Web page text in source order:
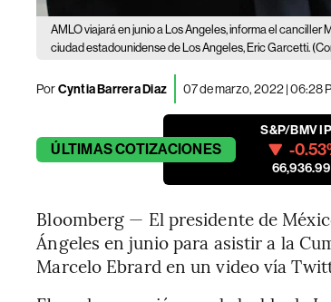
AMLO viajará en junio a Los Angeles, informa el canciller
ciudad estadounidense de Los Angeles, Eric Garcetti.
PorCyntia Barrera Diaz 07 de marzo, 2022 | 06:28
ÚLTIMASCOTIZACIONES
S&P/BMV
-
66,936.99
Bloomberg — El presidente de
Ángeles en junio para asistir a la
Marcelo Ebrard en un video vía